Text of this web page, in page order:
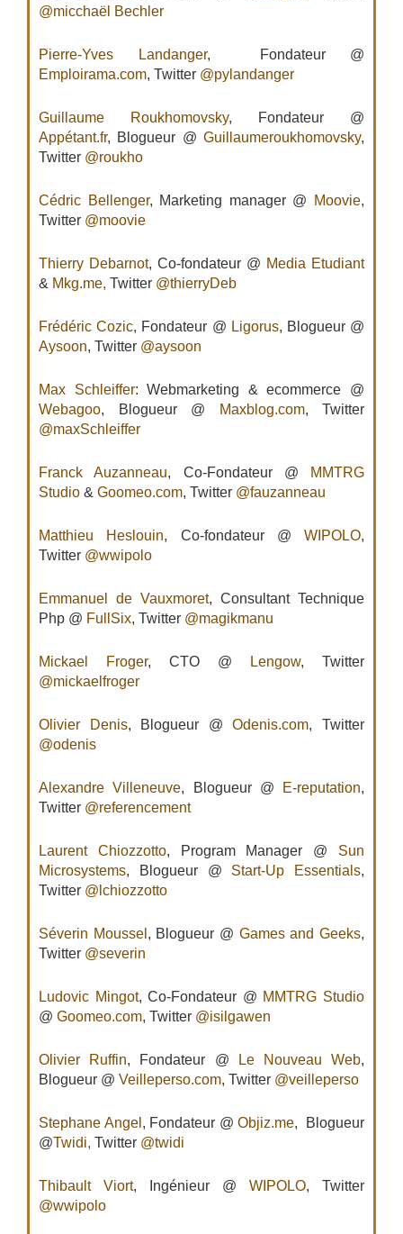
@micchaël Bechler
Pierre-Yves Landanger, Fondateur @
Emploirama.com, Twitter @pylandanger
Guillaume Roukhomovsky, Fondateur @
Appétant.fr, Blogueur @ Guillaumeroukhomovsky,
Twitter @roukho
Cédric Bellenger, Marketing manager @ Moovie,
Twitter @moovie
Thierry Debarnot, Co-fondateur @ Media Etudiant
& Mkg.me, Twitter @thierryDeb
Frédéric Cozic, Fondateur @ Ligorus, Blogueur @
Aysoon, Twitter @aysoon
Max Schleiffer: Webmarketing & ecommerce @
Webagoo, Blogueur @ Maxblog.com, Twitter
@maxSchleiffer
Franck Auzanneau, Co-Fondateur @
MMTRG
Studio & Goomeo.com, Twitter @fauzanneau
Matthieu Heslouin, Co-fondateur @ WIPOLO,
Twitter @wwipolo
Emmanuel de Vauxmoret, Consultant Technique
Php @ FullSix, Twitter @magikmanu
Mickael Froger, CTO @ Lengow, Twitter
@mickaelfroger
Olivier Denis, Blogueur @Odenis.com, Twitter
@odenis
Alexandre Villeneuve, Blogueur @ E-reputation,
Twitter @referencement
Laurent Chiozzotto, Program Manager @ Sun
Microsystems, Blogueur @ Start-Up Essentials,
Twitter @lchiozzotto
Séverin Moussel , Blogueur @ Games and Geeks,
Twitter @severin
Ludovic Mingot, Co-Fondateur @ MMTRG Studio
@ Goomeo.com, Twitter @isilgawen
Olivier Ruffin, Fondateur @ Le Nouveau Web,
Blogueur @ Veilleperso.com, Twitter @veilleperso
Stephane Angel , Fondateur @ Objiz.me, Blogueur
@Twidi, Twitter @twidi
Thibault Viort, Ingénieur @ WIPOLO, Twitter
@wwipolo